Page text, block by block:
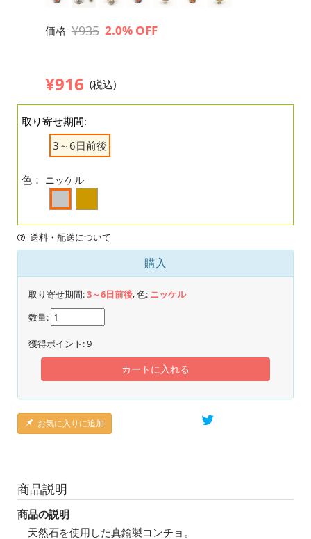
価格 ¥935 2.0% OFF
¥916 (税込)
取り寄せ期間:
3～6日前後
色： ニッケル
送料・配送について
購入
取り寄せ期間:3～6日前後, 色: ニッケル
数量:
獲得ポイント:9
カートに入れる
お気に入りに追加
商品説明
商品の説明
天然石を使用した真鍮製コンチョ。